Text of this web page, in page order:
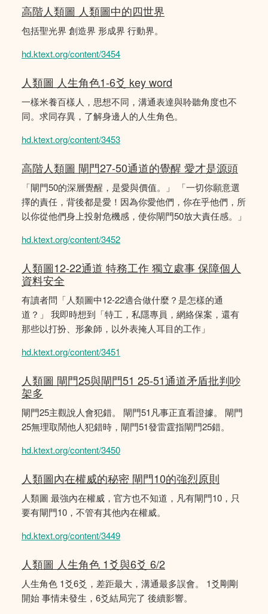
高階人類圖 人類圖中的四世界
包括聖光界 創造界 形成界 行動界。
hd.ktext.org/content/3454
人類圖 人生角色1-6爻 key word
一樣米養百樣人，思想不同，溝通表達與聆聽角度也不
同。求同存異，了解身邊人的人生角色。
hd.ktext.org/content/3453
高階人類圖 閘門27-50通道的覺醒 愛才是源頭
「閘門50的深層覺醒，是愛與價值。」 「一切你願意選
擇的責任，背後都是愛！因為你愛他們，你在乎他們，所
以你從他們身上投射危機感，使你閘門50放大責任感。」
hd.ktext.org/content/3452
人類圖12-22通道 特務工作 獨立處事 保障個人
資料安全
有讀者問「人類圖中12-22適合做什麼？是怎樣的通
道？」 我即時想到「特工，私隱專員，網絡保案，還有
那些以打扮、形象師，以外表掩人耳目的工作」
hd.ktext.org/content/3451
人類圖 閘門25與閘門51 25-51通道矛盾批判吵
架多
閘門25主觀說人會犯錯。 閘門51凡事正直看證據。 閘門
25無理取鬧他人犯錯時，閘門51發雷霆指閘門25錯。
hd.ktext.org/content/3450
人類圖內在權威的秘密 閘門10的強烈原則
人類圖 最強內在權威，官方也不知道，凡有閘門10，只
要有閘門10，不管有其他內在權威。
hd.ktext.org/content/3449
人類圖 人生角色 1爻與6爻 6/2
人生角色 1爻6爻，差距最大，溝通最多誤會。 1爻剛剛
開始 事情未發生，6爻結局完了 後續影響。